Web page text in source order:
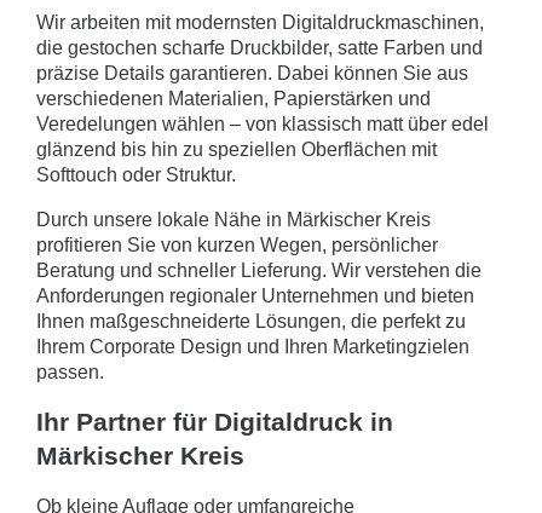
Wir arbeiten mit modernsten Digitaldruckmaschinen,
die gestochen scharfe Druckbilder, satte Farben und
präzise Details garantieren. Dabei können Sie aus
verschiedenen Materialien, Papierstärken und
Veredelungen wählen – von klassisch matt über edel
glänzend bis hin zu speziellen Oberflächen mit
Softtouch oder Struktur.
Durch unsere lokale Nähe in Märkischer Kreis
profitieren Sie von kurzen Wegen, persönlicher
Beratung und schneller Lieferung. Wir verstehen die
Anforderungen regionaler Unternehmen und bieten
Ihnen maßgeschneiderte Lösungen, die perfekt zu
Ihrem Corporate Design und Ihren Marketingzielen
passen.
Ihr Partner für Digitaldruck in
Märkischer Kreis
Ob kleine Auflage oder umfangreiche